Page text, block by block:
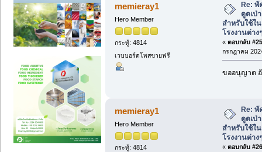
memieray1
Hero Member
กระทู้: 4814
เวบบอร์ดโพสขายฟรี
Re:
ดูดเป่
สำหรับใช้ใ
โรงงานต่าง
« ตอบกลับ
กรกฎาคม
ขออนุญาต
memieray1
Hero Member
กระทู้: 4814
Re:
ดูดเป่
สำหรับใช้ใ
โรงงานต่าง
« ตอบกลับ